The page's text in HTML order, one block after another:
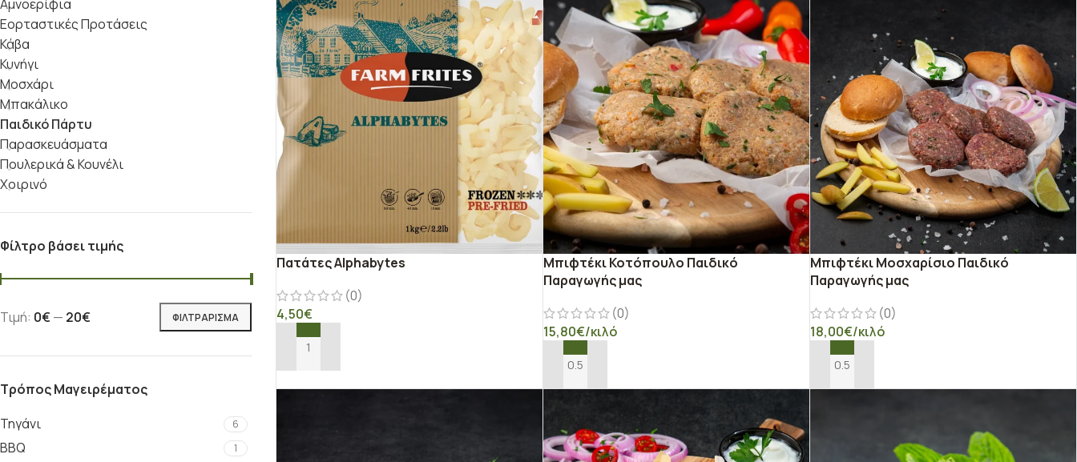
Αμνοερίφια
Εορταστικές Προτάσεις
Κάβα
Κυνήγι
Μοσχάρι
Μπακάλικο
Παιδικό Πάρτυ
Παρασκευάσματα
Πουλερικά & Κουνέλι
Χοιρινό
Φίλτρο βάσει τιμής
ΦΙΛΤΡΆΡΙΣΜΑ
Τιμή: 0€ — 20€
Τρόπος Μαγειρέματος
Τηγάνι
6
ΒΒQ 1
Πατάτες Alphabytes
(0)
4,50€
ΠΡΟΣΘΉΚΗ ΣΤΟ ΚΑΛΆΘΙ
Μπιφτέκι Κοτόπουλο Παιδικό
Παραγωγής μας
(0)
15,80€/κιλό
ΠΡΟΣΘΉΚΗ ΣΤΟ ΚΑΛΆΘΙ
Μπιφτέκι Μοσχαρίσιο Παιδικό
Παραγωγής μας
(0)
18,00€/κιλό
ΠΡΟΣΘΉΚΗ ΣΤΟ ΚΑΛΆΘΙ